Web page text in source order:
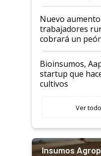
Nuevo
trabajadores
cobrará un peón
Bioinsumos,
startup que
cultivos
Ver
Insumos